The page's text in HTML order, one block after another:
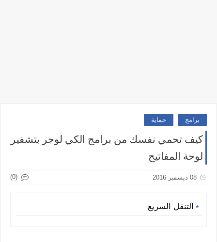
برامج حماية
كيف تحمي نفسك من برامج الكي لوجر بتشفير
لوحة المفاتيح
08 ديسمبر 2016 (0)
التنقل السريع